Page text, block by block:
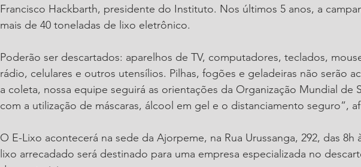
Francisco Hackbarth, presidente do Instituto. Nos últimos 5 anos, a
mais de 40 toneladas de lixo eletrônico.
Poderão ser descartados: aparelhos de TV, computadores, teclados,
rádio, celulares e outros utensílios. Pilhas, fogões e geladeiras não serão
a coleta, nossa equipe seguirá as orientações da Organização Mundial de
com a utilização de máscaras, álcool em gel e o distanciamento seguro”,
O E-Lixo acontecerá na sede da Ajorpeme, na Rua Urussanga, 292, das 8h
lixo arrecadado será destinado para uma empresa especializada no